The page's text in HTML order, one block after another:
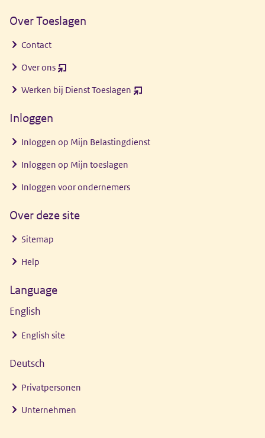
Over Toeslagen
Contact
Over ons (opent
venster)
Werken bij Dienst Toeslagen (opent
Inloggen
Inloggen op Mijn Belastingdienst
Inloggen op Mijn toeslagen
Inloggen voor ondernemers
Over deze site
Sitemap
Help
Language
English
English site
Deutsch
Privatpersonen
Unternehmen